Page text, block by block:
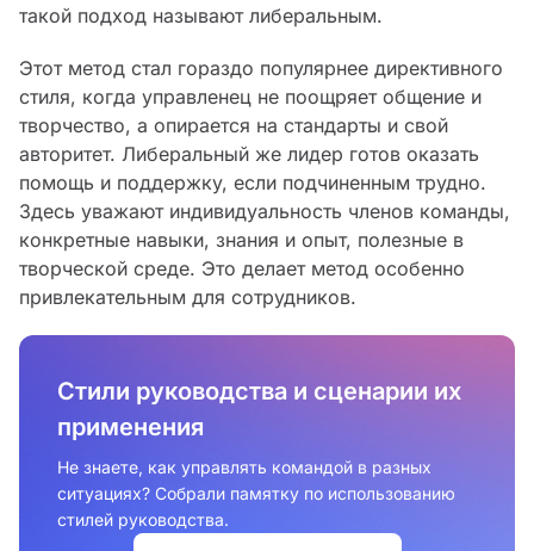
такой подход называют либеральным.
Этот метод стал гораздо популярнее директивного
стиля, когда управленец не поощряет общение и
творчество, а опирается на стандарты и свой
авторитет. Либеральный же лидер готов оказать
помощь и поддержку, если подчиненным трудно.
Здесь уважают индивидуальность членов команды,
конкретные навыки, знания и опыт, полезные в
творческой среде. Это делает метод особенно
привлекательным для сотрудников.
Стили руководства и сценарии их
применения
Не знаете, как управлять командой в разных
ситуациях? Собрали памятку по использованию
стилей руководства.